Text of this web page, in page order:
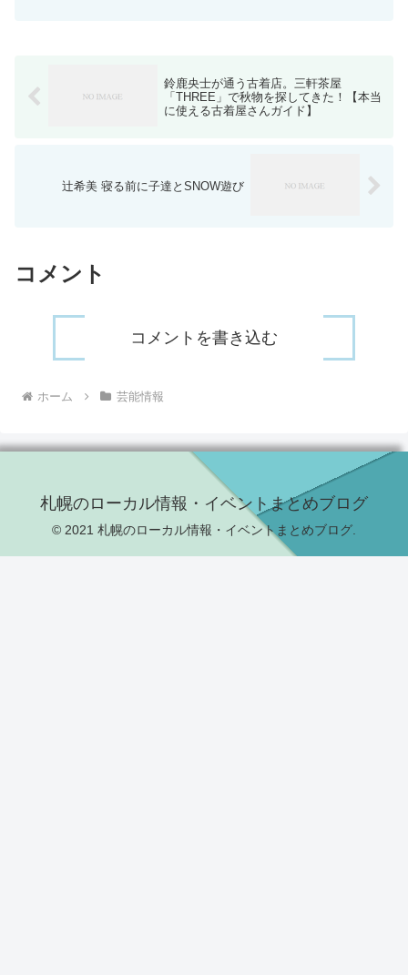
鈴鹿央士が通う古着店。三軒茶屋
「THREE」で秋物を探してきた！【本当
に使える古着屋さんガイド】
辻希美 寝る前に子達とSNOW遊び
コメント
コメントを書き込む
ホーム 芸能情報
札幌のローカル情報・イベントまとめブログ
© 2021 札幌のローカル情報・イベントまとめブログ.